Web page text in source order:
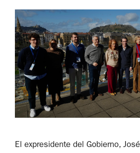
El expresidente del Gobierno,